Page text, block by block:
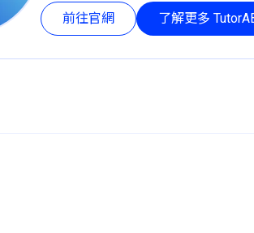
前往官網
了解更多